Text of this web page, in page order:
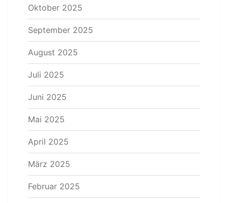
Oktober 2025
September 2025
August 2025
Juli 2025
Juni 2025
Mai 2025
April 2025
März 2025
Februar 2025